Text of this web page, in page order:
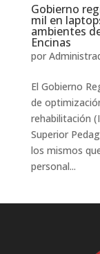
Gobierno
mil en
ambientes
Encinas
por
El Gobierno
de
rehabilitación
Superior
los mismos
personal...